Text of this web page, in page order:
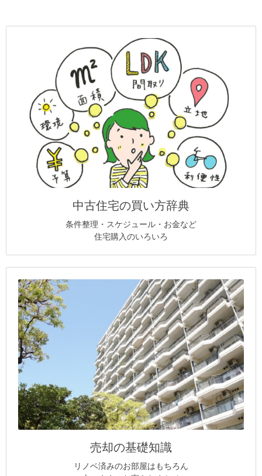
中古住宅の買い方辞典
条件整理・スケジュール・お金など
住宅購入のいろいろ
売却の基礎知識
リノベ済みのお部屋はもちろん